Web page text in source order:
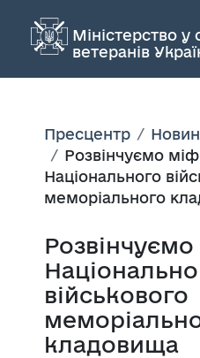
Міністерство у
ветеранів
Пресцентр
Розвінчуємо
Національного
меморіального
військового
кладовища